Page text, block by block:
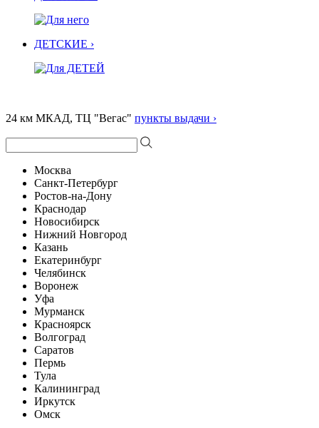
ДЕТСКИЕ ›
24 км МКАД, ТЦ "Вегас" пункты выдачи ›
Москва
Санкт-Петербург
Ростов-на-Дону
Краснодар
Новосибирск
Нижний Новгород
Казань
Екатеринбург
Челябинск
Воронеж
Уфа
Мурманск
Красноярск
Волгоград
Саратов
Пермь
Тула
Калининград
Иркутск
Омск